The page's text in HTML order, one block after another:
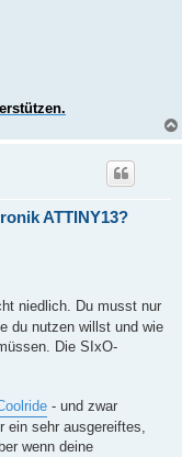
ATTINY13?
niedlich. Du musst nur
du nutzen willst und wie
Die SIxO-
- und zwar
ein sehr ausgereiftes,
wenn deine